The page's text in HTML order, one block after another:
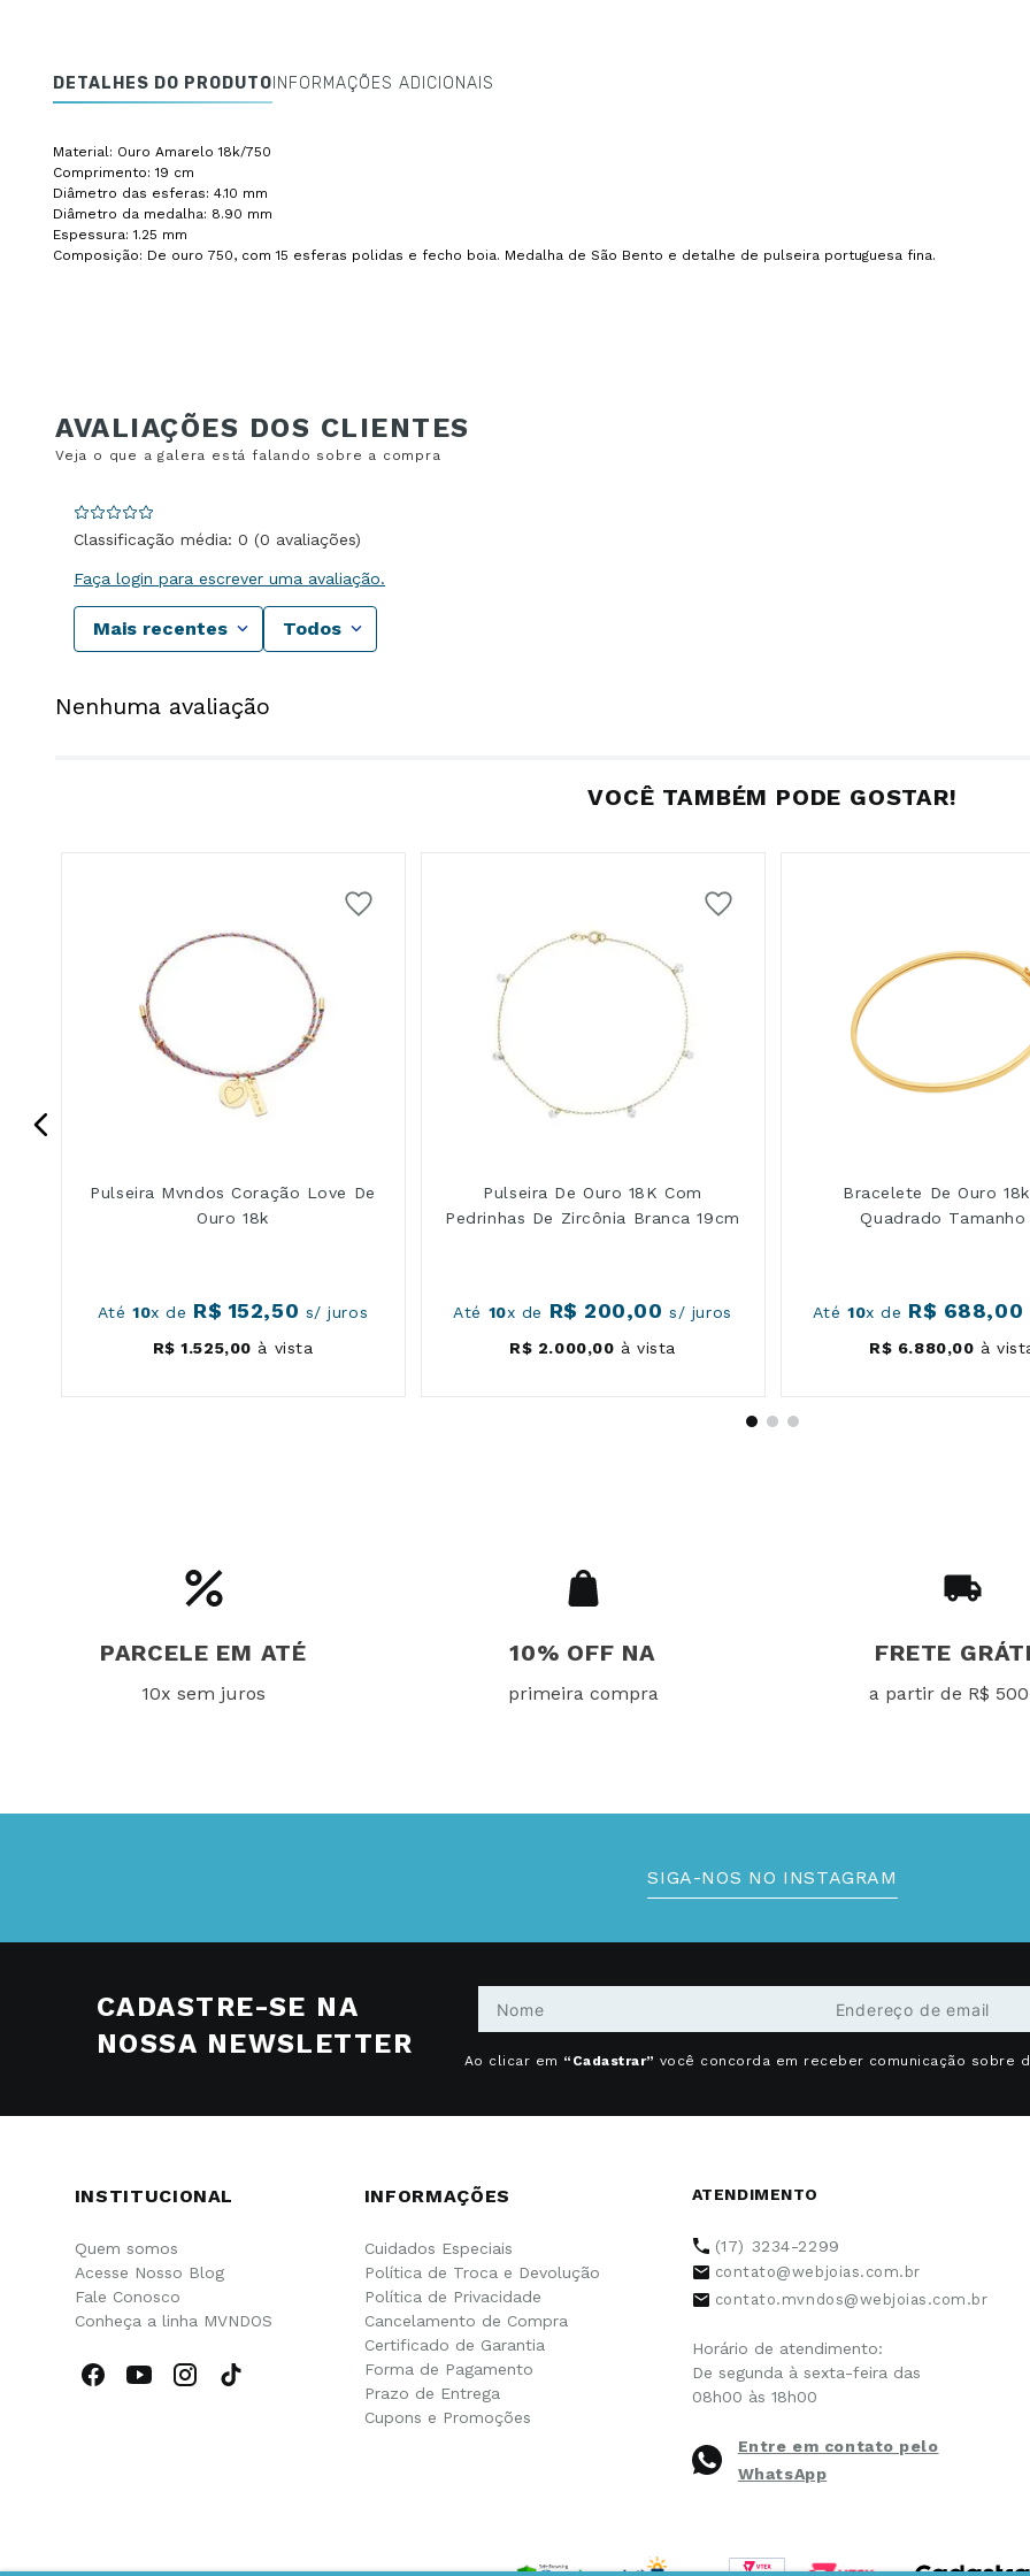
DETALHES DO PRODUTO INFORMAÇÕES ADICIONAIS
Material: Ouro Amarelo 18k/750
Comprimento: 19 cm
Diâmetro das esferas: 4.10 mm
Diâmetro da medalha: 8.90 mm
Espessura: 1.25 mm
Composição: De ouro 750, com 15 esferas polidas e fecho boia. Medalha de São Bento e detalhe de pulseira portuguesa fina.
Classificação média: 0 (0 avaliações)
Faça login para escrever uma avaliação.
Mais recentes Todos
Nenhuma avaliação
VOCÊ TAMBÉM PODE GOSTAR!
Pulseira Mvndos Coração Love De
Ouro 18k
Até10x de R$ 152,50 s/ juros
R$ 1.525,00 à vista
Pulseira De Ouro 18K Com
Pedrinhas De Zircônia Branca 19cm
Até 10x de R$ 200,00 s/ juros
R$ 2.000,00 à vista
Bracelete De Ouro
Quadrado Tamanho
Até10x de R$ 688,00
R$ 6.880,00 à
PARCELE EM ATÉ
10x sem juros
10% OFF NA
primeira compra
FRETE
a partir de R$
SIGA-NOS NO INSTAGRAM
CADASTRE-SE NA
NOSSA NEWSLETTER
Ao clicar em “Cadastrar” você concorda em receber comunicação sobre
INSTITUCIONAL
Quem somos
Acesse Nosso Blog
Fale Conosco
Conheça a linha MVNDOS
INFORMAÇÕES
Cuidados Especiais
Política de Troca e Devolução
Política de Privacidade
Cancelamento de Compra
Certificado de Garantia
Forma de Pagamento
Prazo de Entrega
Cupons e Promoções
ATENDIMENTO
(17) 3234-2299
contato@webjoias.com.br
contato.mvndos@webjoias.com.br
Horário de atendimento:
De segunda à sexta-feira das
08h00 às 18h00
Entre em contato pelo
WhatsApp